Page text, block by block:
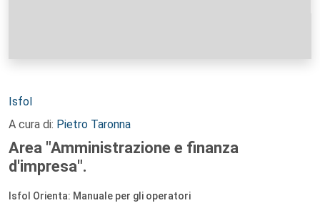
Autori:
Isfol
A cura di: Pietro Taronna
Area "Amministrazione e finanza
d'impresa".
Isfol Orienta: Manuale per gli operatori